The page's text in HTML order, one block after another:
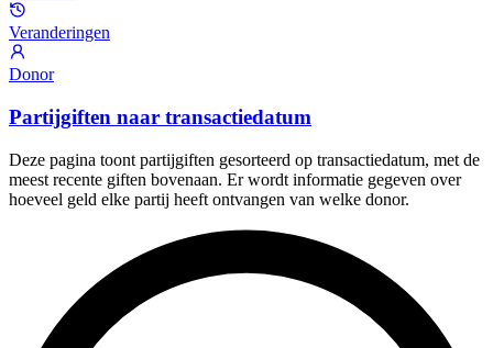
Veranderingen
Donor
Partijgiften naar transactiedatum
Deze pagina toont partijgiften gesorteerd op transactiedatum, met de
meest recente giften bovenaan. Er wordt informatie gegeven over
hoeveel geld elke partij heeft ontvangen van welke donor.